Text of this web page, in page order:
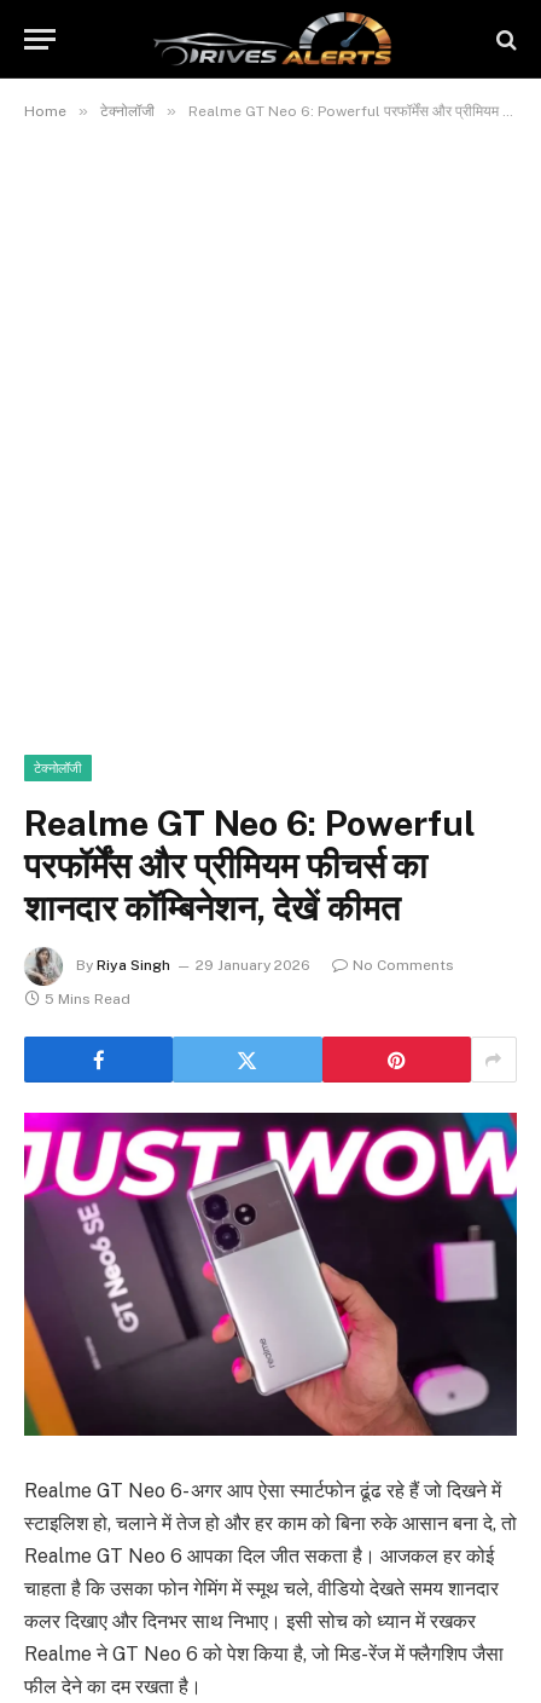
Home » टेक्नोलॉजी » Realme GT Neo 6: Powerful परफॉर्मेंस और प्रीमियम फीचर्स का शानदार कॉम्बिनेशन, देखें कीमत
टेक्नोलॉजी
Realme GT Neo 6: Powerful
परफॉर्मेंस और प्रीमियम फीचर्स का
शानदार कॉम्बिनेशन, देखें कीमत
By Riya Singh 29 January 2026
No Comments
5 Mins Read
Realme GT Neo 6- अगर आप ऐसा स्मार्टफोन ढूंढ रहे हैं जो दिखने में
स्टाइलिश हो, चलाने में तेज हो और हर काम को बिना रुके आसान बना दे, तो
Realme GT Neo 6 आपका दिल जीत सकता है। आजकल हर कोई
चाहता है कि उसका फोन गेमिंग में स्मूथ चले, वीडियो देखते समय शानदार
कलर दिखाए और दिनभर साथ निभाए। इसी सोच को ध्यान में रखकर
Realme ने GT Neo 6 को पेश किया है, जो मिड-रेंज में फ्लैगशिप जैसा
फील देने का दम रखता है।